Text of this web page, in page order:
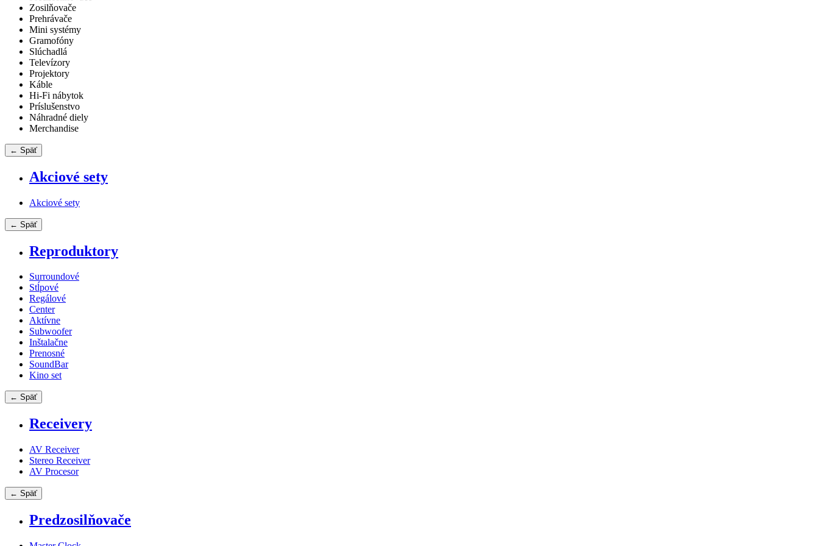
Zosilňovače
Prehrávače
Mini systémy
Gramofóny
Slúchadlá
Televízory
Projektory
Káble
Hi-Fi nábytok
Príslušenstvo
Náhradné diely
Merchandise
← Späť
Akciové sety
Akciové sety
← Späť
Reproduktory
Surroundové
Stĺpové
Regálové
Center
Aktívne
Subwoofer
Inštalačne
Prenosné
SoundBar
Kino set
← Späť
Receivery
AV Receiver
Stereo Receiver
AV Procesor
← Späť
Predzosilňovače